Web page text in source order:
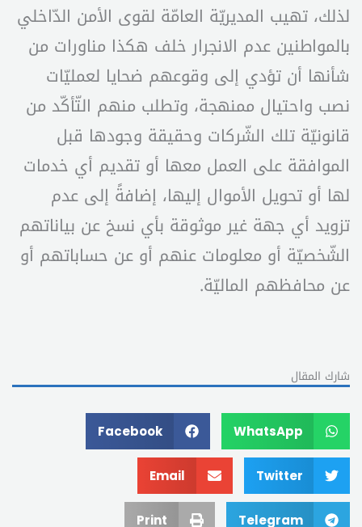
لذلك، تهيب المديريّة العامّة لقوى الأمن الدّاخلي
بالمواطنين عدم الانجرار خلف هكذا مناورات من
شأنها أن تؤدي إلى وقوعهم ضحايا لعمليّات
نصب واحتيال ممنهجة، وتطلب منهم التّأكّد من
قانونيّة تلك الشّركات وحقيقة وجودها قبل
الموافقة على العمل معها أو تقديم أي خدمات
لها أو تحويل الأموال إليها، إضافةً إلى عدم
تزويد أي جهة غير موثوقة بأي نسخ عن بياناتهم
الشّخصيّة أو معلومات عنهم أو عن حساباتهم أو
عن محافظهم الماليّة.
شارك المقال
WhatsApp
Facebook
Twitter
Email
Telegram
Print